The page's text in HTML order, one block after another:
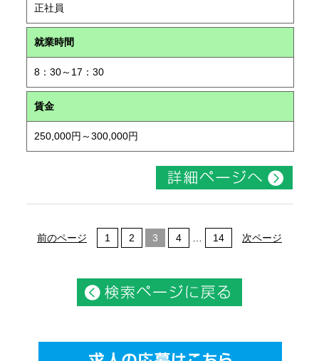
正社員
就業時間
8：30～17：30
賃金
250,000円～300,000円
前のページ 1 2 3 4 14 次ページ